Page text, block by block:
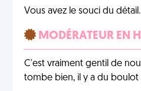
Vous avez le souci du
MODÉRATEUR EN
C'est vraiment gentil de
tombe bien, il y a du boulot